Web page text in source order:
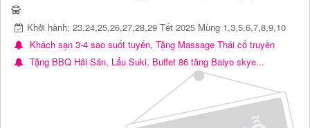
Khởi hành: 23,24,25,26,27,28,29 Tết 2025 Mùng 1,3,5,6,7,8,9,10
Khách sạn 3-4 sao suốt tuyến, Tặng Massage Thái cổ truyền
Tặng BBQ Hải Sản, Lẩu Suki, Buffet 86 tầng Baiyo skye...